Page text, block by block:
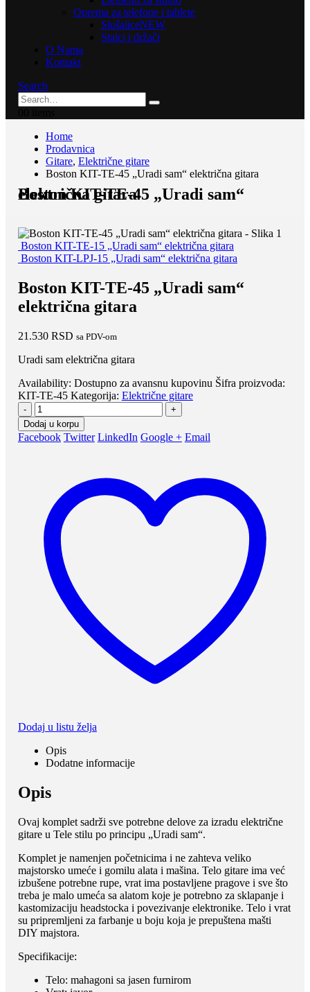
Oprema za telefone i tablete
SlušaliceNEW
Stalci i držači
O Nama
Kontakt
Search
Home
Prodavnica
Gitare, Električne gitare
Boston KIT-TE-45 „Uradi sam“ električna gitara
Boston KIT-TE-45 „Uradi sam“ električna gitara
Boston KIT-TE-15 „Uradi sam“ električna gitara
Boston KIT-LPJ-15 „Uradi sam“ električna gitara
Boston KIT-TE-45 „Uradi sam“
električna gitara
21.530 RSD sa PDV-om
Uradi sam električna gitara
Availability: Dostupno za avansnu kupovinu Šifra proizvoda:
KIT-TE-45 Kategorija: Električne gitare
-
+
Dodaj u korpu
Facebook Twitter LinkedIn Google + Email
Dodaj u listu želja
Opis
Dodatne informacije
Opis
Ovaj komplet sadrži sve potrebne delove za izradu električne
gitare u Tele stilu po principu „Uradi sam“.
Komplet je namenjen početnicima i ne zahteva veliko
majstorsko umeće i gomilu alata i mašina. Telo gitare ima već
izbušene potrebne rupe, vrat ima postavljene pragove i sve što
treba je malo umeća sa alatom koje je potrebno za sklapanje i
kastomizaciju headstocka i povezivanje elektronike. Telo i vrat
su pripremljeni za farbanje u boju koja je prepuštena mašti
DIY majstora.
Specifikacije:
Telo: mahagoni sa jasen furnirom